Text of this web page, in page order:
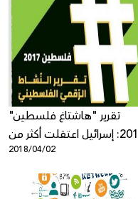
تقرير "هاشتاغ فلسطين"
2017: إسرائيل اعتقلت أكثر من
300 فلسطينيّ على خلفية
منشورات في الشّبكات
الاجتماعيّة
2018/04/02